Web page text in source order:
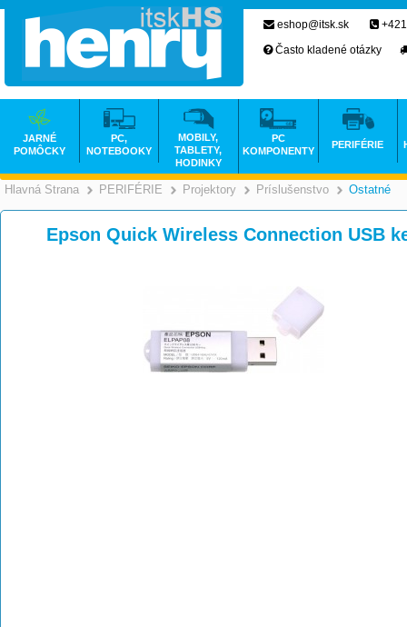
Hlavná Strana >
PERIFÉRIE >
Projektory >
Príslušenstvo Ostatné
Epson Quick Wireless Connection USB
eshop@itsk.sk
Často kladené otázky
JARNÉ
POMÔCKY
PC,
NOTEBOOKY
MOBILY,
TABLETY,
HODINKY
PC
KOMPONENTY
PERIFÉRIE